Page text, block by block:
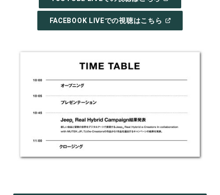
A
NEW
WINDOW
FACEBOOK LIVEでの視聴はこちら OPEN